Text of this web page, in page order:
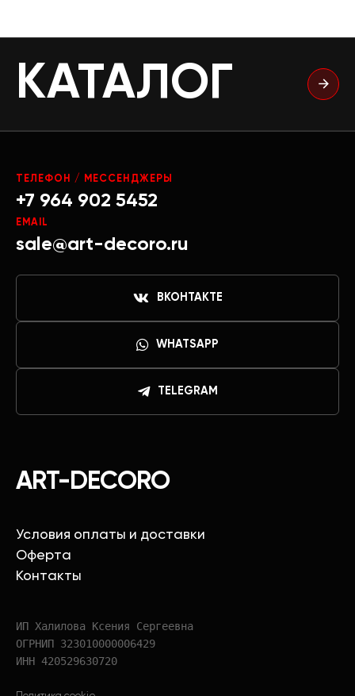
КАТАЛОГ
ART-DECORO
Условия оплаты и доставки
Оферта
Контакты
ИП Халилова Ксения Сергеевна
ОГРНИП 323010000006429
ИНН 420529630720
ТЕЛЕФОН / МЕССЕНДЖЕРЫ
+7 964 902 5452
EMAIL
sale@art-decoro.ru
ВКОНТАКТЕ
WHATSAPP
TELEGRAM